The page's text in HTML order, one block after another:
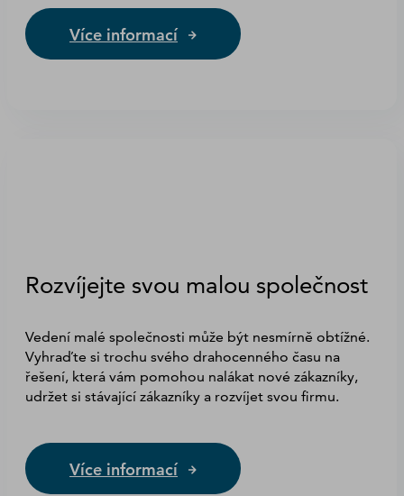
Více informací
Rozvíjejte svou malou společnost
Vedení malé společnosti může být nesmírně obtížné.
Vyhraďte si trochu svého drahocenného času na
řešení, která vám pomohou nalákat nové zákazníky,
udržet si stávající zákazníky a rozvíjet svou firmu.
Více informací